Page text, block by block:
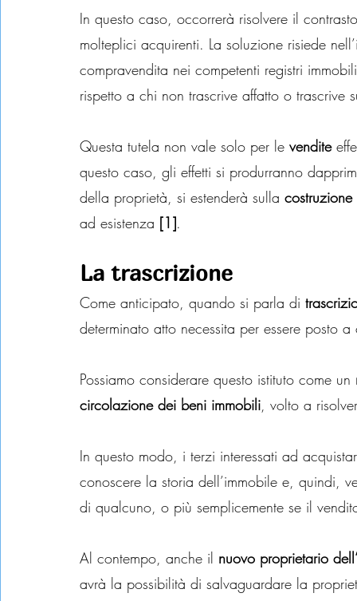
In questo caso, occorrerà risolvere il
molteplici acquirenti. La soluzione risiede
compravendita nei competenti registri
rispetto a chi non trascrive affatto o trascrive
Questa tutela non vale solo per le vendite
questo caso, gli effetti si produrranno
della proprietà, si estenderà sulla costruzione
ad esistenza [1].
La trascrizione
Come anticipato, quando si parla di
determinato atto necessita per essere posto
Possiamo considerare questo istituto come un
circolazione dei beni immobili, volto a
In questo modo, i terzi interessati ad
conoscere la storia dell’immobile e, quindi,
di qualcuno, o più semplicemente se il
Al contempo, anche il nuovo proprietario
avrà la possibilità di salvaguardare la